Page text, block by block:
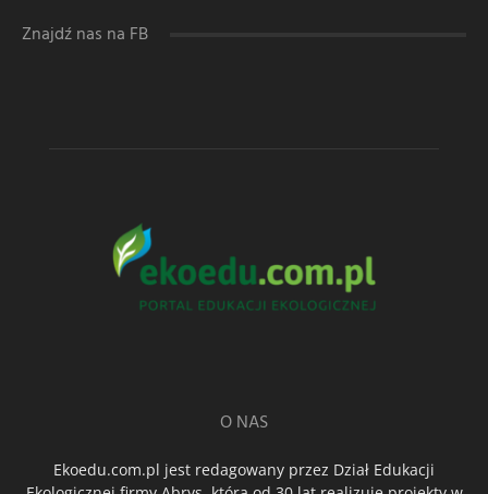
Znajdź nas na FB
O NAS
Ekoedu.com.pl jest redagowany przez Dział Edukacji